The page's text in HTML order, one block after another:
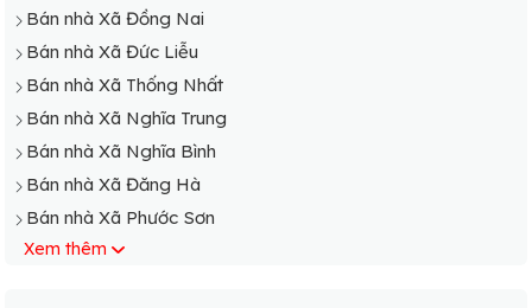
Bán nhà Xã Đồng Nai
Bán nhà Xã Đức Liễu
Bán nhà Xã Thống Nhất
Bán nhà Xã Nghĩa Trung
Bán nhà Xã Nghĩa Bình
Bán nhà Xã Đăng Hà
Bán nhà Xã Phước Sơn
Xem thêm